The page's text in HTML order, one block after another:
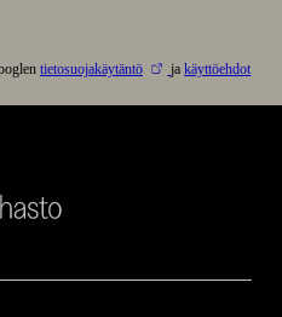
tietosuojakäytäntö jakäyttöehdot